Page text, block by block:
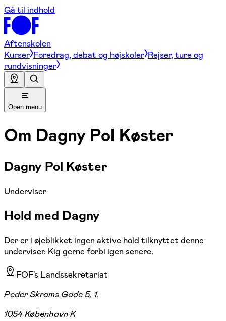
Gå til indhold
Aftenskolen
Kurser Foredrag, debat og højskoler Rejser, ture og
rundvisninger
Open menu
Om Dagny Pol Køster
Dagny Pol Køster
Underviser
Hold med Dagny
Der er i øjeblikket ingen aktive hold tilknyttet denne
underviser. Kig gerne forbi igen senere.
FOF's Landssekretariat
Peder Skrams Gade 5, 1.
1054 København K